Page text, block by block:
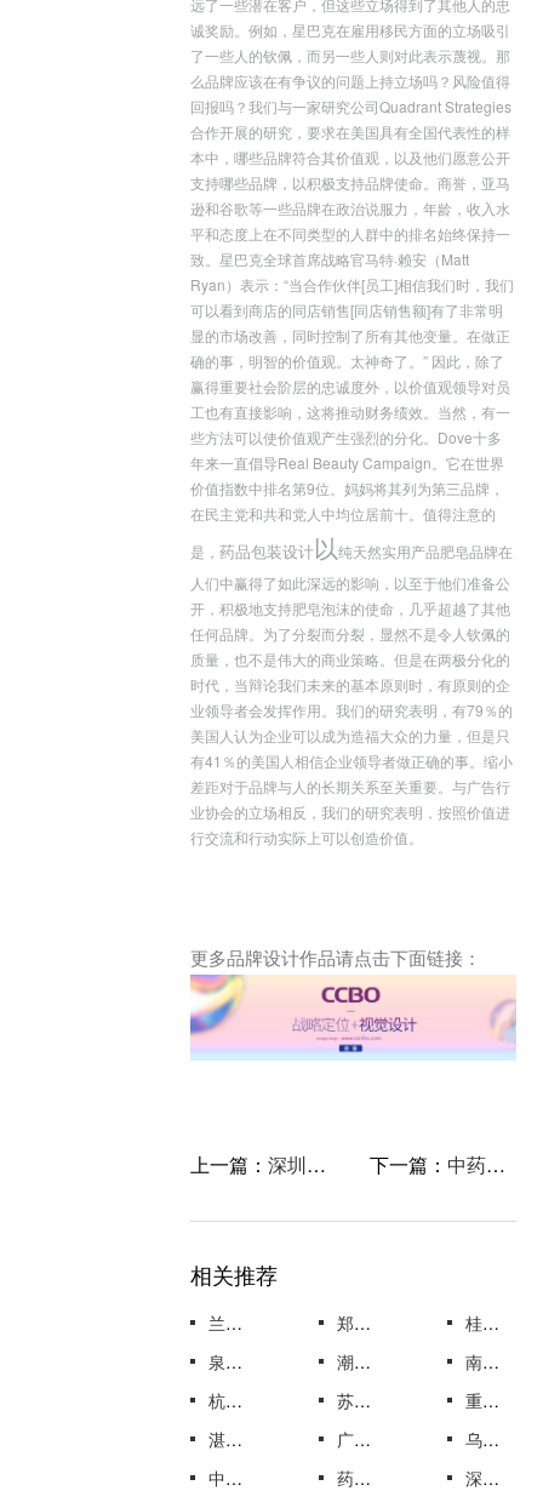
远了一些潜在客户，但这些立场得到了其他人的忠
诚奖励。例如，星巴克在雇用移民方面的立场吸引
了一些人的钦佩，而另一些人则对此表示蔑视。那
么品牌应该在有争议的问题上持立场吗？风险值得
回报吗？我们与一家研究公司Quadrant Strategies
合作开展的研究，要求在美国具有全国代表性的样
本中，哪些品牌符合其价值观，以及他们愿意公开
支持哪些品牌，以积极支持品牌使命。商誉，亚马
逊和谷歌等一些品牌在政治说服力，年龄，收入水
平和态度上在不同类型的人群中的排名始终保持一
致。星巴克全球首席战略官马特·赖安（Matt
Ryan）表示：“当合作伙伴[员工]相信我们时，我们
可以看到商店的同店销售[同店销售额]有了非常明
显的市场改善，同时控制了所有其他变量。在做正
确的事，明智的价值观。太神奇了。” 因此，除了
赢得重要社会阶层的忠诚度外，以价值观领导对员
工也有直接影响，这将推动财务绩效。当然，有一
些方法可以使价值观产生强烈的分化。Dove十多
年来一直倡导Real Beauty Campaign。它在世界
价值指数中排名第9位。妈妈将其列为第三品牌，
在民主党和共和党人中均位居前十。值得注意的
是， 药品包装设计以纯天然实用产品肥皂品牌在
人们中赢得了如此深远的影响，以至于他们准备公
开，积极地支持肥皂泡沫的使命，几乎超越了其他
任何品牌。为了分裂而分裂，显然不是令人钦佩的
质量，也不是伟大的商业策略。但是在两极分化的
时代，当辩论我们未来的基本原则时，有原则的企
业领导者会发挥作用。我们的研究表明，有79％的
美国人认为企业可以成为造福大众的力量，但是只
有41％的美国人相信企业领导者做正确的事。缩小
差距对于品牌与人的长期关系至关重要。与广告行
业协会的立场相反，我们的研究表明，按照价值进
行交流和行动实际上可以创造价值。
更多品牌设计作品请点击下面链接：
上一篇： 深圳比较有名的设计公司 下一篇： 中药产品包装设计
相关推荐
兰州茶叶VI设计推出水品牌Aquarius，茶叶VI设计全套案例 郑州茶叶VI设计品牌热爱告诉我们关于品牌成长的什么，茶叶VI设计全套案例
桂林茶叶VI设计告别无用的品牌准则，茶叶VI设计全套案例
泉州茶叶VI设计低热量饮料公司销售一组USP而非品牌，茶叶VI设计全套案例
潮州茶叶VI设计星巴克押注植物性饮料，茶叶VI设计全套案例
南京茶叶VI设计告别无用的品牌准则，茶叶VI设计全套案例
杭州茶叶VI设计正在宣传佳得乐的根源，茶叶VI设计全套案例
苏州茶叶VI设计使品牌栩栩如生，茶叶VI设计全套案例
重庆茶叶VI设计品牌如何生存和繁荣，茶叶VI设计全套案例
湛江茶叶VI设计致力于成为普通百姓的品牌-湛江茶叶品牌设计公司
广州茶叶VI设计品牌如何生存和繁荣-广州茶叶品牌设计公司
乌鲁木齐药品VI设计为癌症患者提供最佳治疗方案，药品VI设计全套案例
中药产品包装设计
药品包装盒外观设计 深圳比较有名的设计公司